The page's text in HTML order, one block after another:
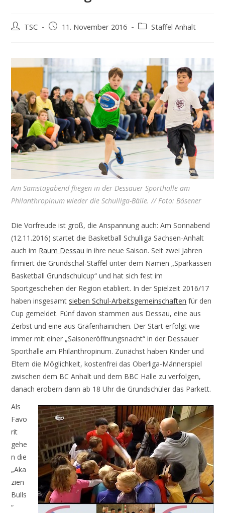
Beitrags-
TSC
Beitrag11. November 2016
Beitrags-
Staffel Anhalt
Am Samstagabend fliegen in der Dessauer Sporthalle am
Philanthropinum wieder die Schulliga-Bälle. // Foto: Bösener
Die Vorfreude ist groß, die Anspannung auch: Am Sonnabend
(12.11.2016) startet die Basketball Schulliga Sachsen-Anhalt
auch im Raum Dessau in ihre neue Saison. Seit zwei Jahren
firmiert die Grundschal-Staffel unter dem Namen „Sparkassen
Basketball Grundschulcup“ und hat sich fest im
Sportgeschehen der Region etabliert. In der Spielzeit 2016/17
haben insgesamt sieben Schul-Arbeitsgemeinschaften für den
Cup gemeldet. Fünf davon stammen aus Dessau, eine aus
Zerbst und eine aus Gräfenhainichen. Der Start erfolgt wie
immer mit einer „Saisoneröffnungsnacht“ in der Dessauer
Sporthalle am Philanthropinum. Zunächst haben Kinder und
Eltern die Möglichkeit, kostenfrei das Oberliga-Männerspiel
zwischen dem BC Anhalt und dem BBC Halle zu verfolgen,
danach erobern dann ab 18 Uhr die Grundschüler das Parkett.
Als
Favo
rit
gehe
n die
„Aka
zien
Bulls
“